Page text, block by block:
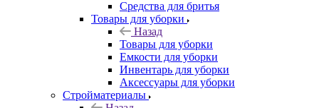
Средства для бритья
Товары для уборки
Назад
Товары для уборки
Емкости для уборки
Инвентарь для уборки
Аксессуары для уборки
Стройматериалы